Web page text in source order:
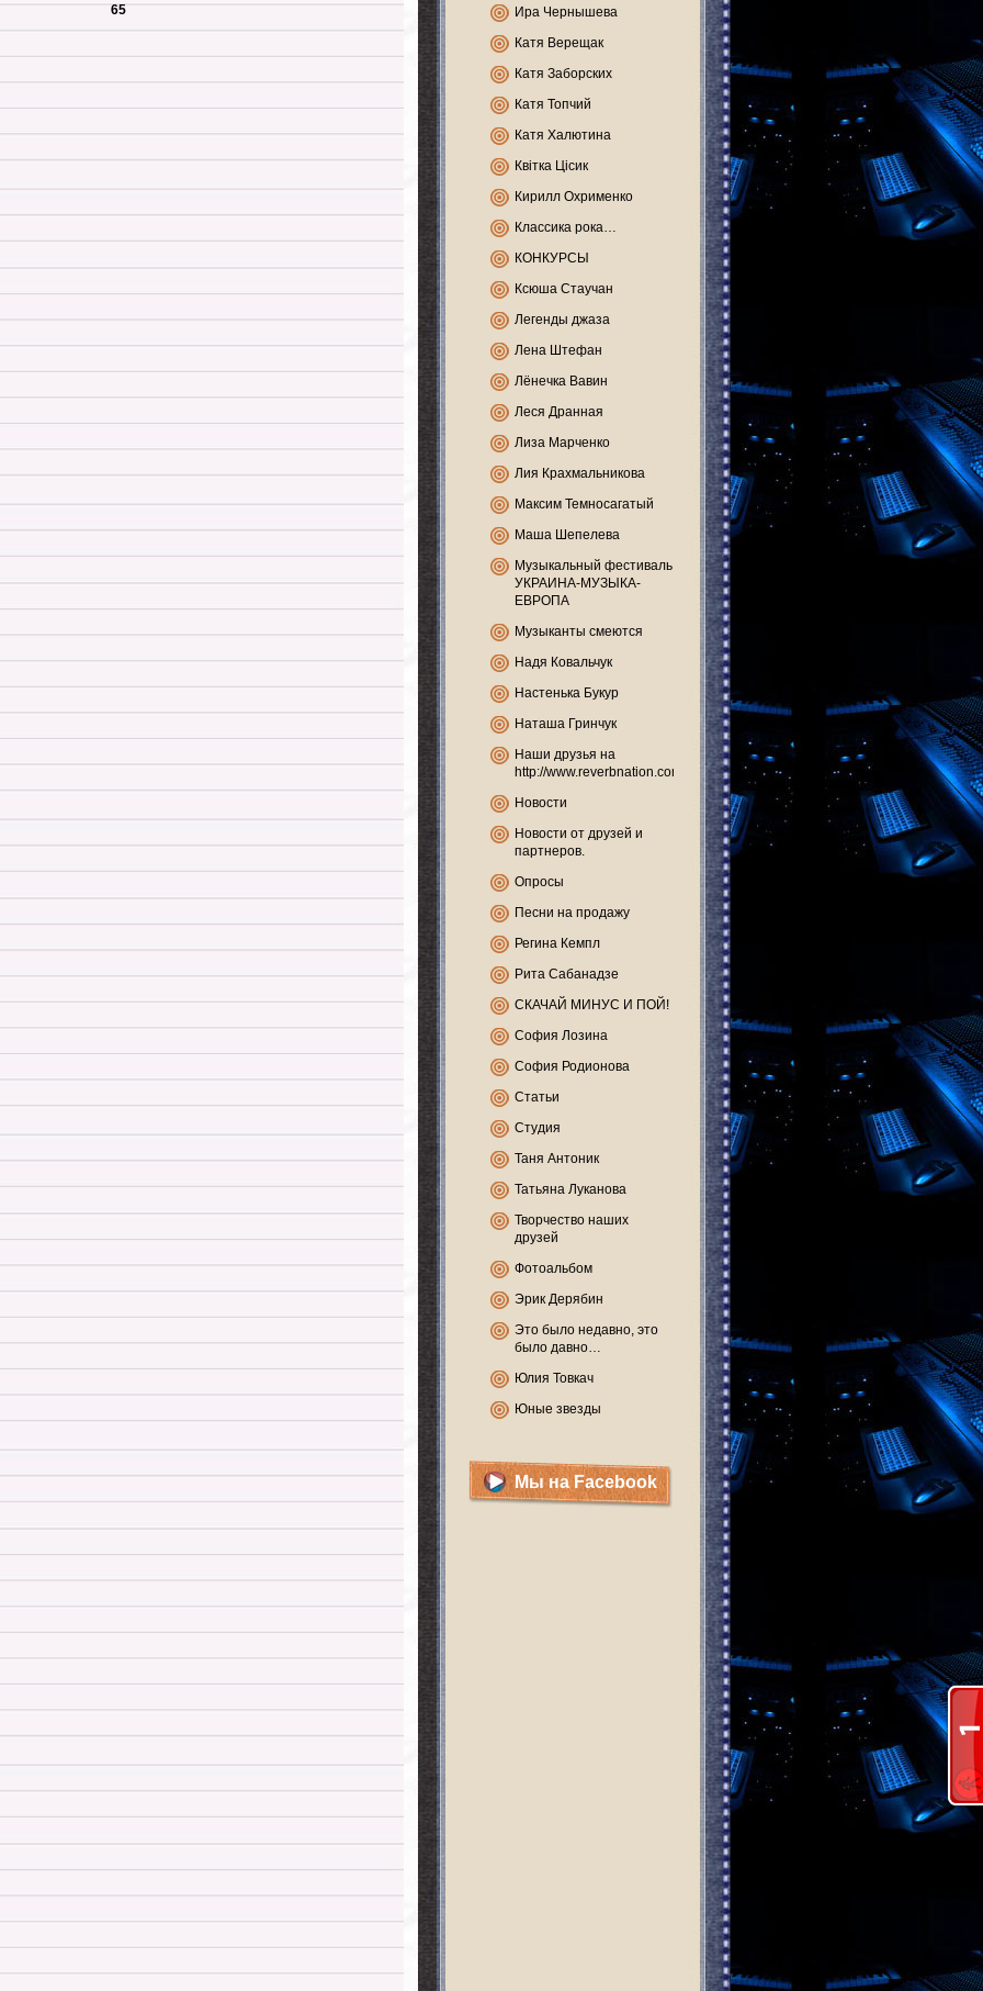
65
Ира Чернышева
Катя Верещак
Катя Заборских
Катя Топчий
Катя Халютина
Квітка Цісик
Кирилл Охрименко
Классика рока…
КОНКУРСЫ
Ксюша Стаучан
Легенды джаза
Лена Штефан
Лёнечка Вавин
Леся Дранная
Лиза Марченко
Лия Крахмальникова
Максим Темносагатый
Маша Шепелева
Музыкальный фестиваль
УКРАИНА-МУЗЫКА-
ЕВРОПА
Музыканты смеются
Надя Ковальчук
Настенька Букур
Наташа Гринчук
Наши друзья на
http://www.reverbnation.com
Новости
Новости от друзей и
партнеров.
Опросы
Песни на продажу
Регина Кемпл
Рита Сабанадзе
СКАЧАЙ МИНУС И ПОЙ!
София Лозина
София Родионова
Статьи
Студия
Таня Антоник
Татьяна Луканова
Творчество наших
друзей
Фотоальбом
Эрик Дерябин
Это было недавно, это
было давно…
Юлия Товкач
Юные звезды
Мы на Facebook